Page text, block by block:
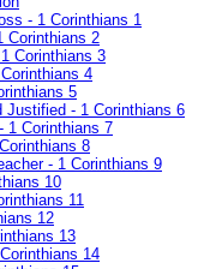
- 1 Corinthians 1
Corinthians 2
Corinthians 3
4
5
Justified - 1 Corinthians 6
1 Corinthians 7
8
- 1 Corinthians 9
10
11
12
13
14